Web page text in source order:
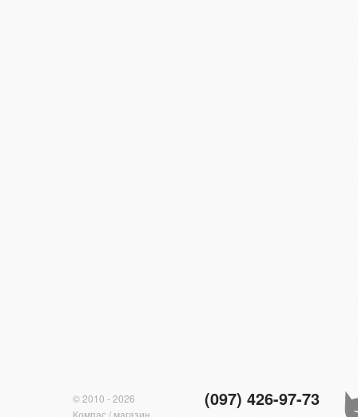
© 2010 - 2026
Компас / магазин
(097) 426-97-73